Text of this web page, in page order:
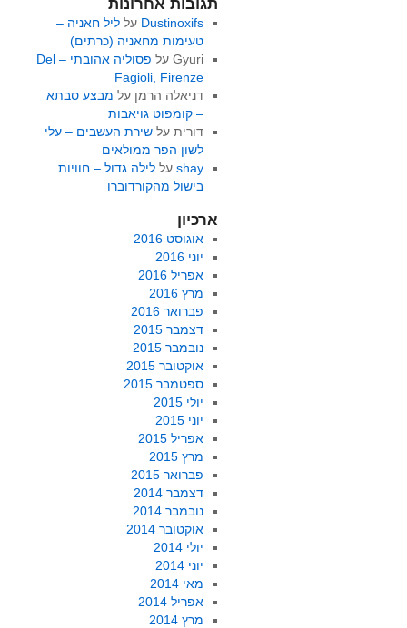
תגובות אחרונות
Dustinoxifs על ליל חאניה –
טעימות מחאניה (כרתים)
Gyuriעל
פסוליה אהובתי – Del
Fagioli, Firenze
דניאלה הרמן על מבצע סבתא
– קומפוט גויאבות
דוריתעל שירת העשבים – עלי
לשון הפר ממולאים
shayעל לילה גדול – חוויות
בישול מהקורדוברו
ארכיון
אוגוסט 2016
יוני 2016
אפריל 2016
מרץ 2016
פברואר 2016
דצמבר 2015
נובמבר 2015
אוקטובר 2015
ספטמבר 2015
יולי 2015
יוני 2015
אפריל 2015
מרץ 2015
פברואר 2015
דצמבר 2014
נובמבר 2014
אוקטובר 2014
יולי 2014
יוני 2014
מאי 2014
אפריל 2014
מרץ 2014